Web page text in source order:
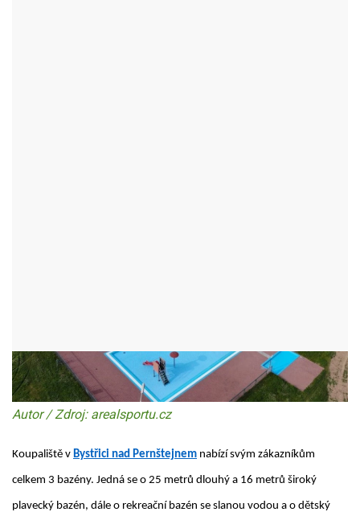
Autor / Zdroj: arealsportu.cz
Koupaliště v Bystřici nad Pernštejnem nabízí svým zákazníkům
celkem 3 bazény. Jedná se o 25 metrů dlouhý a 16 metrů široký
plavecký bazén, dále o rekreační bazén se slanou vodou a o dětský